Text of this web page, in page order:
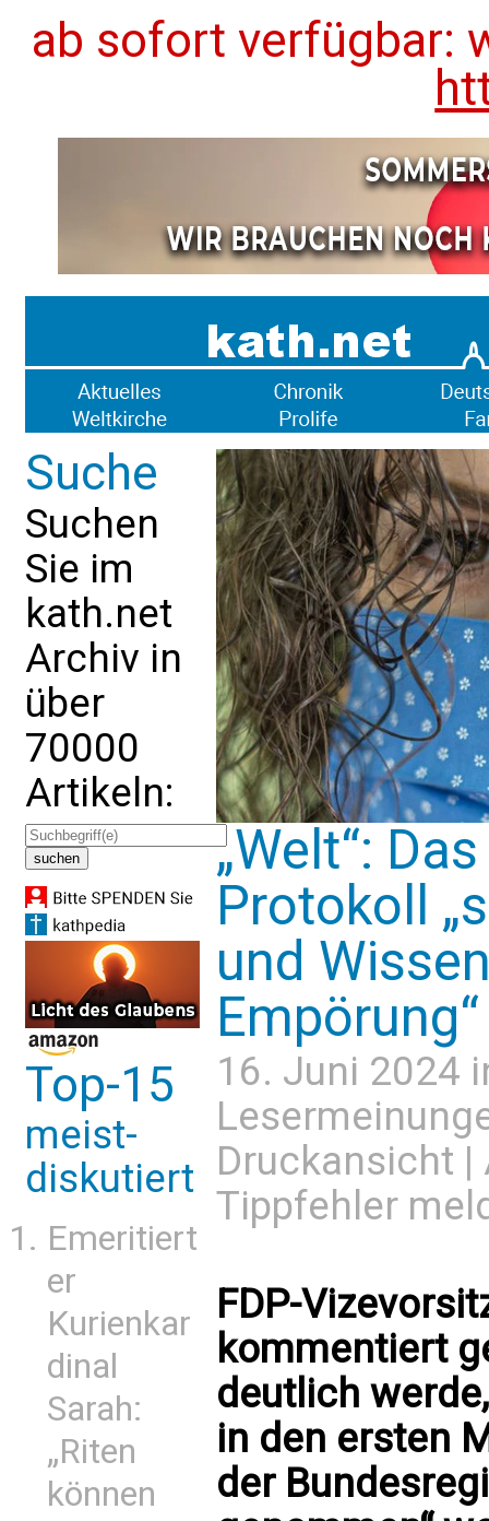
ab sofort verfügbar:
Suche
Suchen
Sie im
kath.net
Archiv in
über
70000
Artikeln:
Top-15
meist-
diskutiert
Emeritiert
er
Kurienkar
dinal
Sarah:
„Riten
können
„Welt“:
Protokoll
und
Empörung“
16. Juni 2024
Druckansicht |
Tippfehler
FDP-
kommentiert
deutlich
in den ersten
der